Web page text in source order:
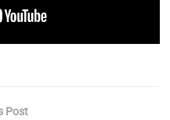
Post